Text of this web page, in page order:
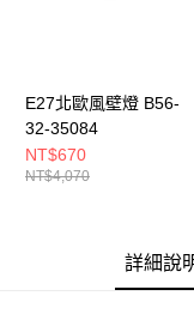
４．使用「AFTEE先享
時審查核予不同之上限額
５．嚴禁一人註冊多個帳
恩沛科技股份有限公司將
E27北歐風壁燈 B56-
32-35084
NT$670
NT$4,070
詳細說